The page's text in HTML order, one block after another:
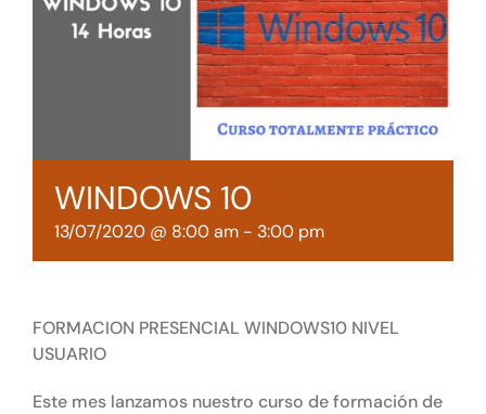
Tienda online
WINDOWS 10
13/07/2020 @ 8:00 am - 3:00 pm
FORMACION PRESENCIAL WINDOWS10 NIVEL
USUARIO
Este mes lanzamos nuestro curso de formación de